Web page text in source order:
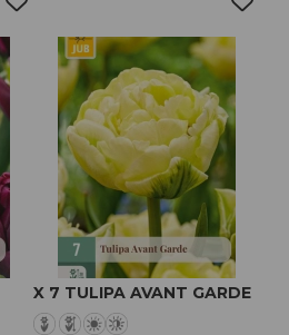
X 7 TULIPA AVANT GARDE